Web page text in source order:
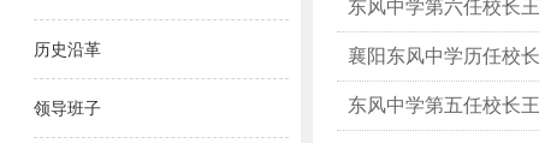
历史沿革
领导班子
东风中学第六任校长
襄阳东风中学历任校长
东风中学第五任校长